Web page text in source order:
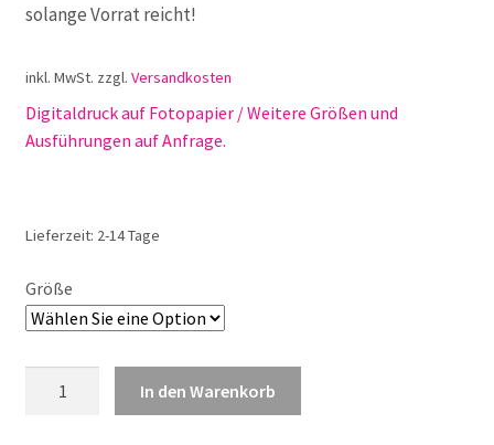
solange Vorrat reicht!
inkl. MwSt. zzgl. Versandkosten
Digitaldruck auf Fotopapier / Weitere Größen und
Ausführungen auf Anfrage.
Lieferzeit: 2-14 Tage
Größe
In den Warenkorb